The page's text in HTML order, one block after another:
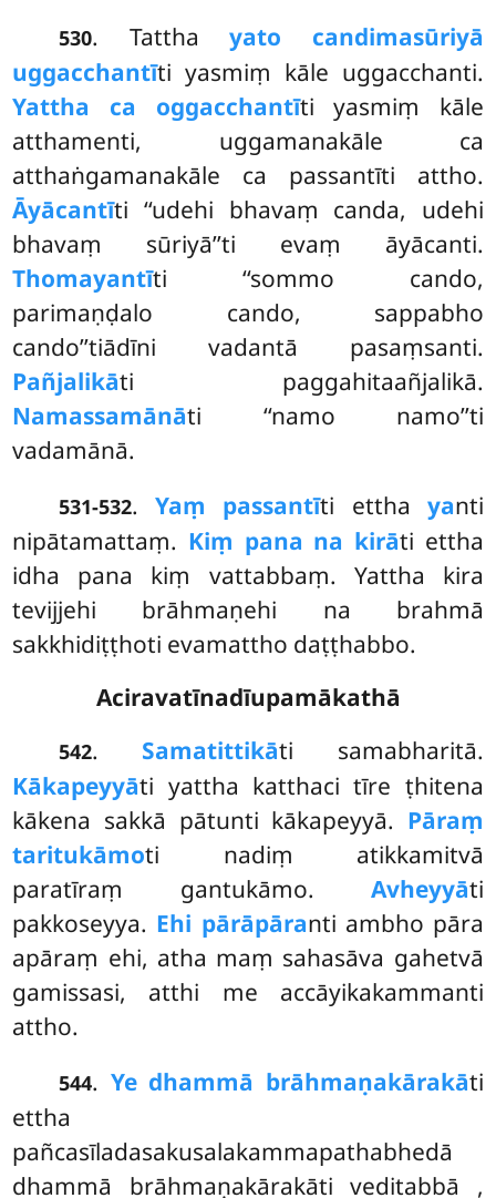
530. Tatthayato candimasūriyā
uggacchantīti yasmiṃ kāle uggacchanti.
Yattha ca oggacchantīti yasmiṃ kāle
atthamenti, uggamanakāle ca
atthaṅgamanakāle ca passantīti attho.
Āyācantīti ‘‘udehi bhavaṃ canda, udehi
bhavaṃ sūriyā’’ti evaṃ āyācanti.
Thomayantīti ‘‘sommo cando,
parimaṇḍalo cando, sappabho
cando’’tiādīni vadantā pasaṃsanti.
Pañjalikāti paggahitaañjalikā.
Namassamānāti ‘‘namo namo’’ti
vadamānā.
531-532.Yaṃ passantīti ettha yanti
nipātamattaṃ. Kiṃ pana na kirāti ettha
idha pana kiṃ vattabbaṃ. Yattha kira
tevijjehi brāhmaṇehi na brahmā
sakkhidiṭṭhoti evamattho daṭṭhabbo.
Aciravatīnadīupamākathā
542. Samatittikāti samabharitā.
Kākapeyyāti yattha katthaci tīre ṭhitena
kākena sakkā pātunti kākapeyyā. Pāraṃ
taritukāmoti nadiṃ atikkamitvā
paratīraṃ gantukāmo. Avheyyāti
pakkoseyya. Ehi pārāpāranti ambho pāra
apāraṃ ehi, atha maṃ sahasāva gahetvā
gamissasi, atthi me accāyikakammanti
attho.
544. Ye dhammā brāhmaṇakārakāti
ettha
pañcasīladasakusalakammapathabhedā
dhammā brāhmaṇakārakāti veditabbā ,